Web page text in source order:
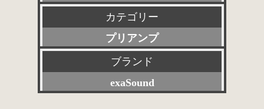
新品
特選アクセサリー
委託販売品
特価品
カテゴリー
プリアンプ
すべて
パワーアンプ
ブランド
exaSound